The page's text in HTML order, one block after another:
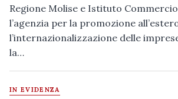
Regione Molise e Istituto
l’agenzia per la promozione
l’internazionalizzazione delle
la…
IN EVIDENZA